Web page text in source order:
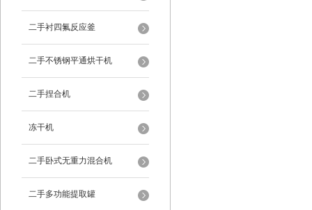
二手衬四氟反应釜
二手不锈钢平通烘干机
二手捏合机
冻干机
二手卧式无重力混合机
二手多功能提取罐